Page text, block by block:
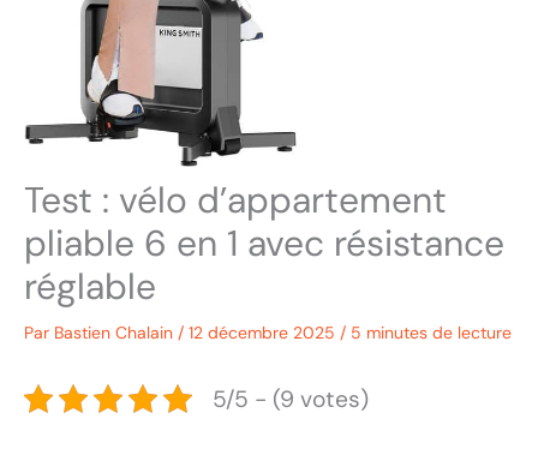
Test : vélo d’appartement
pliable 6 en 1 avec résistance
réglable
Par Bastien Chalain / 12 décembre 2025 / 5 minutes de lecture
5/5 - (9 votes)